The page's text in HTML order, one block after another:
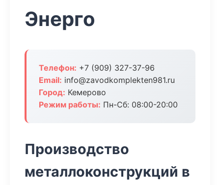
Энерго
Телефон: +7 (909) 327-37-96
Email: info@zavodkomplekten981.ru
Город: Кемерово
Режим работы: Пн-Сб: 08:00-20:00
Производство
металлоконструкций в